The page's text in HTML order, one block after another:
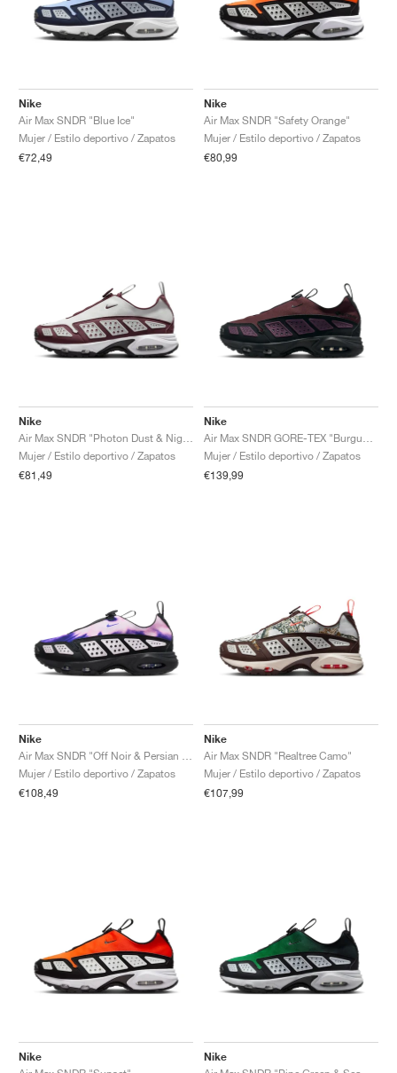
Nike
Air Max SNDR "Blue Ice"
Mujer / Estilo deportivo / Zapatos
€72,49
Nike
Air Max SNDR "Safety Orange"
Mujer / Estilo deportivo / Zapatos
€80,99
Nike
Mujer / Estilo deportivo / Zapatos
€81,49
Nike
Mujer / Estilo deportivo / Zapatos
€139,99
Nike
Mujer / Estilo deportivo / Zapatos
€108,49
Nike
Air Max SNDR "Realtree Camo"
Mujer / Estilo deportivo / Zapatos
€107,99
Nike
Nike